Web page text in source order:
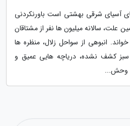
آسیای شرقی بهشتی است باورنکردنی
علت، سالانه میلیون ها نفر از مشتاقان
انبوهی از سواحل زلال، منظره ها
سبز کشف نشده، دریاچه هایی عمیق و
وحش...